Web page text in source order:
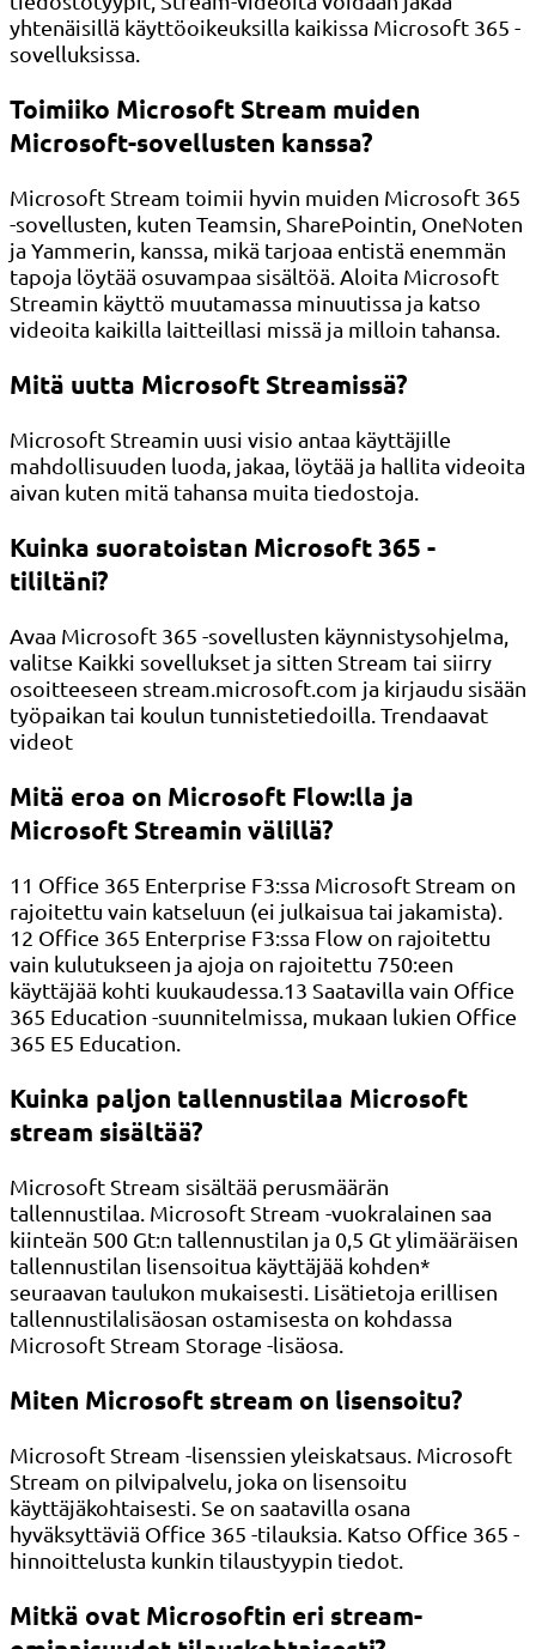
yhtenäisillä käyttöoikeuksilla kaikissa Microsoft 365 -
sovelluksissa.
Toimiiko Microsoft Stream muiden
Microsoft-sovellusten kanssa?
Microsoft Stream toimii hyvin muiden Microsoft 365
-sovellusten, kuten Teamsin, SharePointin, OneNoten
ja Yammerin, kanssa, mikä tarjoaa entistä enemmän
tapoja löytää osuvampaa sisältöä. Aloita Microsoft
Streamin käyttö muutamassa minuutissa ja katso
videoita kaikilla laitteillasi missä ja milloin tahansa.
Mitä uutta Microsoft Streamissä?
Microsoft Streamin uusi visio antaa käyttäjille
mahdollisuuden luoda, jakaa, löytää ja hallita videoita
aivan kuten mitä tahansa muita tiedostoja.
Kuinka suoratoistan Microsoft 365 -
tililtäni?
Avaa Microsoft 365 -sovellusten käynnistysohjelma,
valitse Kaikki sovellukset ja sitten Stream tai siirry
osoitteeseen stream.microsoft.com ja kirjaudu sisään
työpaikan tai koulun tunnistetiedoilla. Trendaavat
videot
Mitä eroa on Microsoft Flow:lla ja
Microsoft Streamin välillä?
11 Office 365 Enterprise F3:ssa Microsoft Stream on
rajoitettu vain katseluun (ei julkaisua tai jakamista).
12 Office 365 Enterprise F3:ssa Flow on rajoitettu
vain kulutukseen ja ajoja on rajoitettu 750:een
käyttäjää kohti kuukaudessa.13 Saatavilla vain Office
365 Education -suunnitelmissa, mukaan lukien Office
365 E5 Education.
Kuinka paljon tallennustilaa Microsoft
stream sisältää?
Microsoft Stream sisältää perusmäärän
tallennustilaa. Microsoft Stream -vuokralainen saa
kiinteän 500 Gt:n tallennustilan ja 0,5 Gt ylimääräisen
tallennustilan lisensoitua käyttäjää kohden*
seuraavan taulukon mukaisesti. Lisätietoja erillisen
tallennustilalisäosan ostamisesta on kohdassa
Microsoft Stream Storage -lisäosa.
Miten Microsoft stream on lisensoitu?
Microsoft Stream -lisenssien yleiskatsaus. Microsoft
Stream on pilvipalvelu, joka on lisensoitu
käyttäjäkohtaisesti. Se on saatavilla osana
hyväksyttäviä Office 365 -tilauksia. Katso Office 365 -
hinnoittelusta kunkin tilaustyypin tiedot.
Mitkä ovat Microsoftin eri stream-